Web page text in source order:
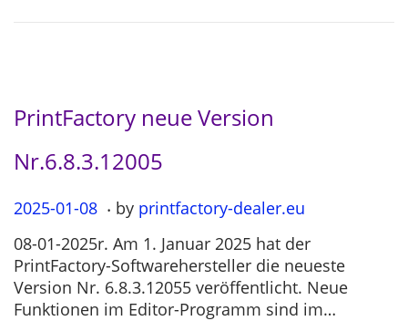
PrintFactory neue Version
Nr.6.8.3.12005
P
s
t
e
2025-01-08 2
2
5
-
. by printfactory-dealer.eu
08-01-2025r. Am 1. Januar 2025 hat der
PrintFactory-Softwarehersteller die neueste
Version Nr. 6.8.3.12055 veröffentlicht. Neue
Funktionen im Editor-Programm sind im…